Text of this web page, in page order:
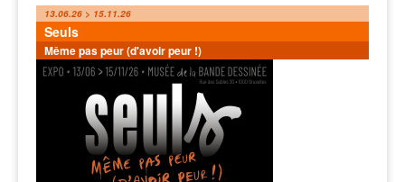
13.06.26 > 15.11.26
Seuls
Même pas peur (d'avoir peur !)